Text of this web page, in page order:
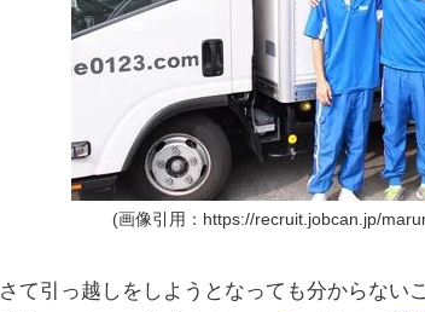
(画像引用：https://recruit.jobcan.jp/
さて引っ越しをしようとなっても分からない